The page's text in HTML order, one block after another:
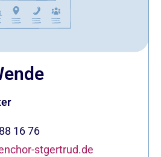
16 76
stgertrud.de